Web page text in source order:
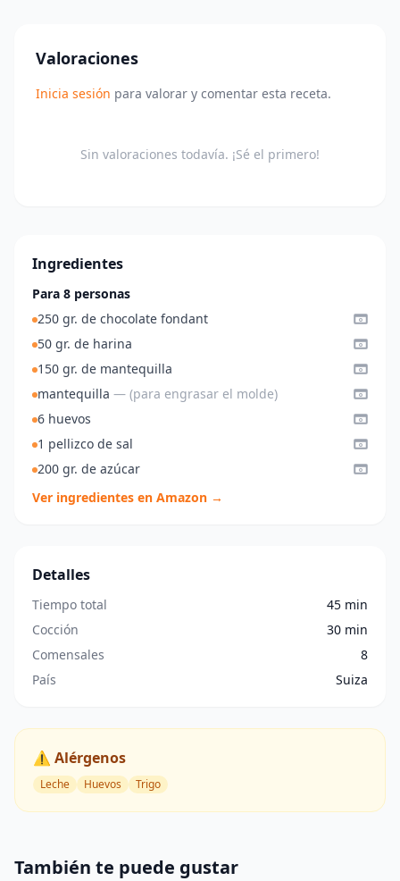
Valoraciones
Inicia sesión para valorar y comentar esta receta.
Sin valoraciones todavía. ¡Sé el primero!
Ingredientes
Para 8 personas
250 gr. de chocolate fondant
50 gr. de harina
150 gr. de mantequilla
mantequilla — (para engrasar el molde)
6 huevos
1 pellizco de sal
200 gr. de azúcar
Ver ingredientes en Amazon →
Detalles
Tiempo total
45 min
Cocción
30 min
Comensales
8
País
Suiza
⚠️ Alérgenos
Leche Huevos Trigo
También te puede gustar